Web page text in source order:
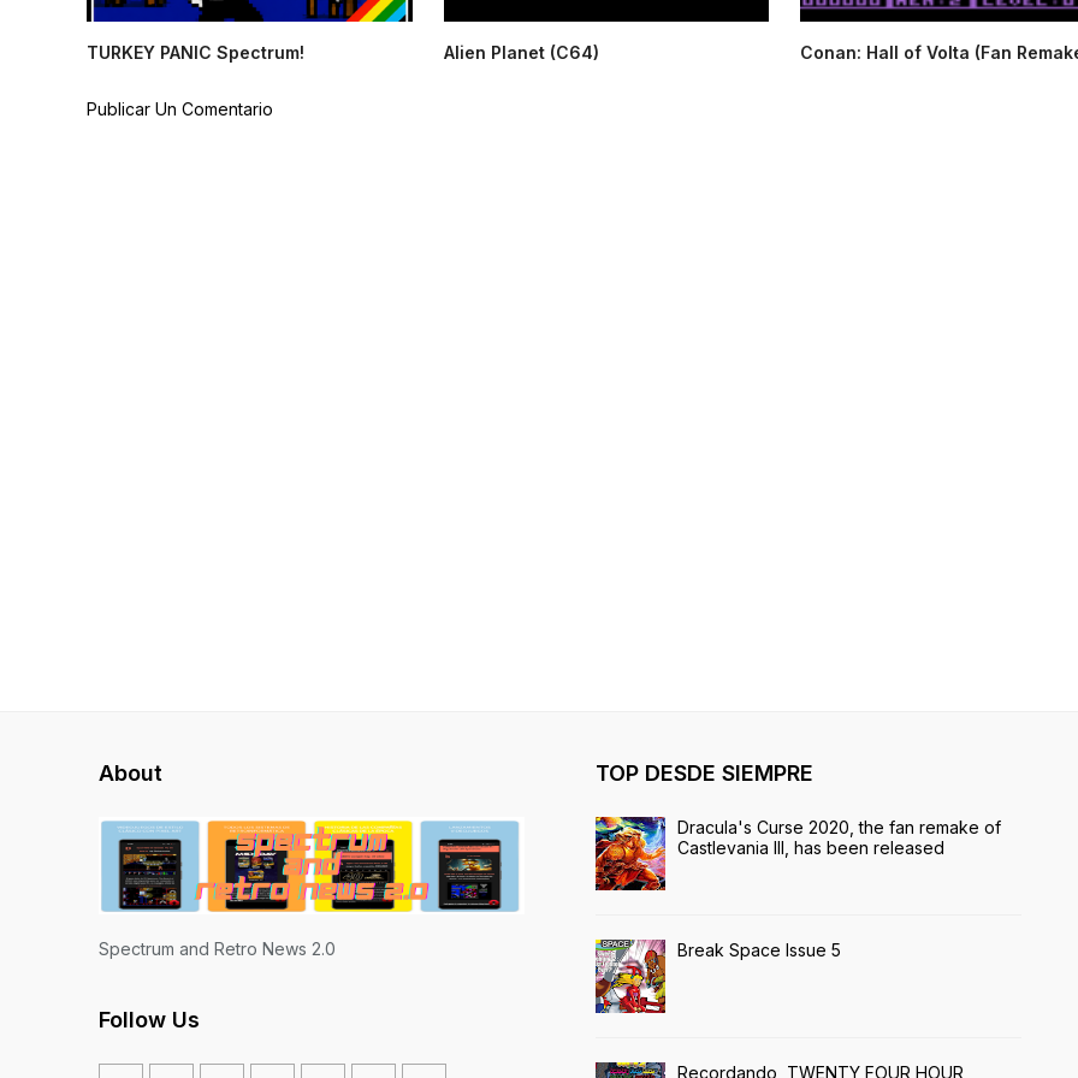
TURKEY PANIC Spectrum! Alien Planet (C64) Conan: Hall of Volta (Fan
Publicar Un Comentario
About
Spectrum and Retro News 2.0
Follow Us
TOP DESDE SIEMPRE
Dracula's Curse 2020, the fan remake of
Castlevania III, has been released
Break Space Issue 5
Recordando, TWENTY FOUR HOUR